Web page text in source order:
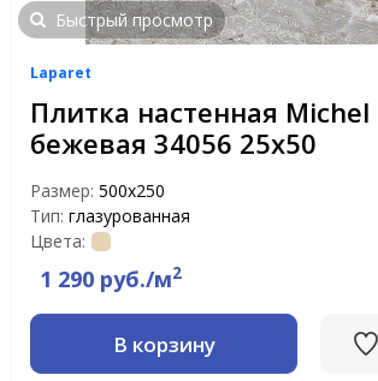
Быстрый просмотр
Laparet
Плитка настенная
бежевая 34056 25х50
Размер: 500х250
Тип: глазурованная
Цвета:
1 290 руб./м2
В корзину